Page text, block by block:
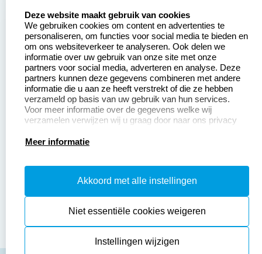
Aanvraag op maat
Betaling &
Verzending
Wederverkoper
worden
Sale
Contact opnemen
Veel gestelde vragen
Retourneren
Herroepingsrecht
Productinformatie:
Instructiepagina
Safety Sheets
Sitemap
Deze website maakt gebruik van cookies
We gebruiken cookies om content en advertenties te
personaliseren, om functies voor social media te bieden en
om ons websiteverkeer te analyseren. Ook delen we
informatie over uw gebruik van onze site met onze
partners voor social media, adverteren en analyse. Deze
partners kunnen deze gegevens combineren met andere
informatie die u aan ze heeft verstrekt of die ze hebben
verzameld op basis van uw gebruik van hun services.
Voor meer informatie over de gegevens welke wij
verzamelen verwijzen wij u graag door naar ons privacy
Meer informatie
Akkoord met alle instellingen
Niet essentiële cookies weigeren
Instellingen wijzigen